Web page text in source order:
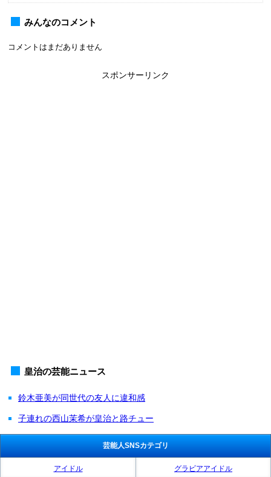
みんなのコメント
コメントはまだありません
スポンサーリンク
皇治の芸能ニュース
鈴木亜美が同世代の友人に違和感
子連れの西山茉希が皇治と路チュー
芸能人SNSカテゴリ
アイドル グラビアアイドル